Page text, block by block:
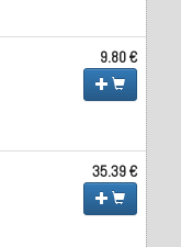
9.80 €
35.39 €